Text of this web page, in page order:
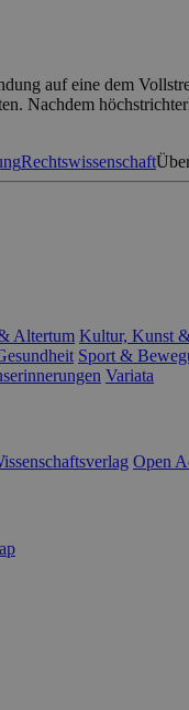
auf eine dem
Nachdem
Rechtswissenschaft
Altertum Kultur, Kunst
Sport &
Variata
Open